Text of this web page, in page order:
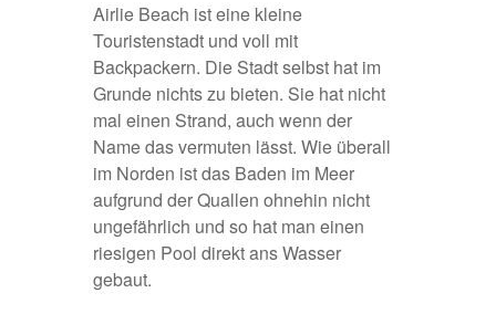
Airlie Beach ist eine kleine
Touristenstadt und voll mit
Backpackern. Die Stadt selbst hat im
Grunde nichts zu bieten. Sie hat nicht
mal einen Strand, auch wenn der
Name das vermuten lässt. Wie überall
im Norden ist das Baden im Meer
aufgrund der Quallen ohnehin nicht
ungefährlich und so hat man einen
riesigen Pool direkt ans Wasser
gebaut.